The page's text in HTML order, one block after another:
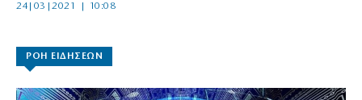
24|03|2021 | 10:08
ΡΟΗ ΕΙΔΗΣΕΩΝ